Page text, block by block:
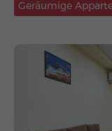
Geräumige